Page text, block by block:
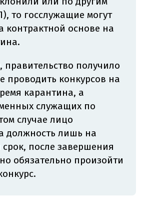
то госслужащие могут
контрактной основе на
правительство получило
проводить конкурсов на
карантина, а
служащих по
случае лицо
должность лишь на
после завершения
обязательно произойти